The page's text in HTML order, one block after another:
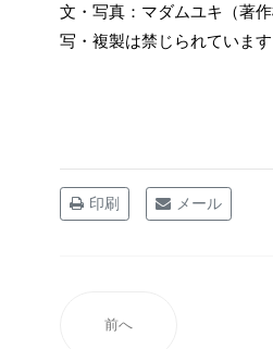
文・写真：マダムユキ（著
写・複製は禁じられています
印刷 メール
前へ